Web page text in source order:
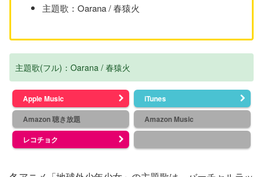
主題歌：Oarana / 春猿火
主題歌(フル)：Oarana / 春猿火
Apple Music
iTunes
Amazon 聴き放題
Amazon Music
レコチョク